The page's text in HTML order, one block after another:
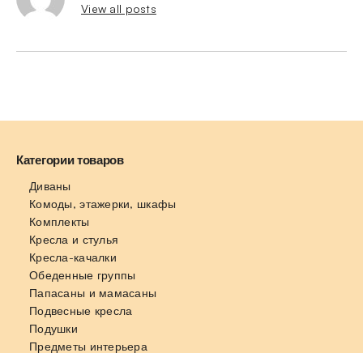
View all posts
Категории товаров
Диваны
Комоды, этажерки, шкафы
Комплекты
Кресла и стулья
Кресла-качалки
Обеденные группы
Папасаны и мамасаны
Подвесные кресла
Подушки
Предметы интерьера